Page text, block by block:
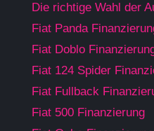
Die richtige Wahl der
Fiat Panda
Fiat Doblo
Fiat 124 Spider
Fiat Fullback
Fiat 500 Finanzierung